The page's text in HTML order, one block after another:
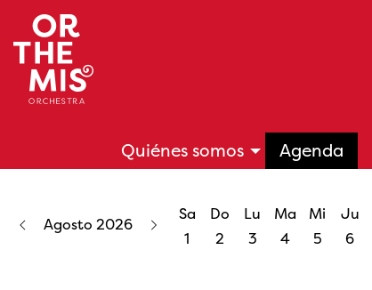
Quiénes somos Agenda
Agosto 2026
Sa
1
Do
2
Lu
3
Ma
4
Mi
5
Ju
6